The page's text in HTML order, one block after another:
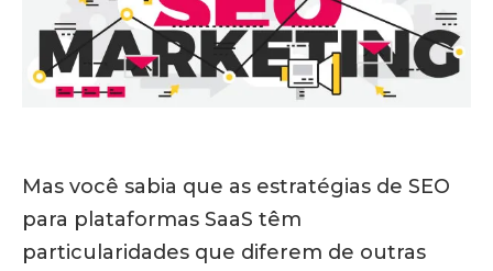
Mas você sabia que as estratégias de SEO
para plataformas SaaS têm
particularidades que diferem de outras